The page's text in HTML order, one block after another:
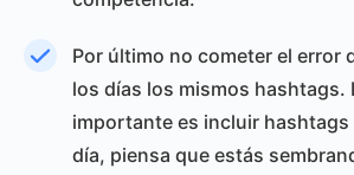
Por último no cometer el error
los días los mismos hashtags.
importante es incluir hashtags
día, piensa que estás